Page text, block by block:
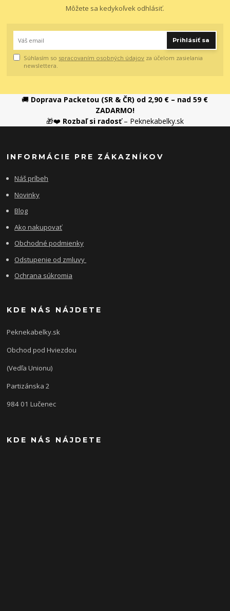
Môžete sa kedykoľvek odhlásiť.
Prihlásiť sa
Súhlasím so spracovaním osobných údajov za účelom zasielania
newslettera.
🚚 Doprava Packetou (SR & ČR) od 2,90 € – nad 59 €
ZADARMO!
🎁❤️ Rozbaľ si radosť– Peknekabelky.sk
INFORMÁCIE PRE ZÁKAZNÍKOV
Náš príbeh
Novinky
Blog
Ako nakupovať
Obchodné podmienky
Odstupenie od zmluvy
Ochrana súkromia
KDE NÁS NÁJDETE
Peknekabelky.sk
Obchod pod Hviezdou
(Vedľa Unionu)
Partizánska 2
984 01 Lučenec
KDE NÁS NÁJDETE